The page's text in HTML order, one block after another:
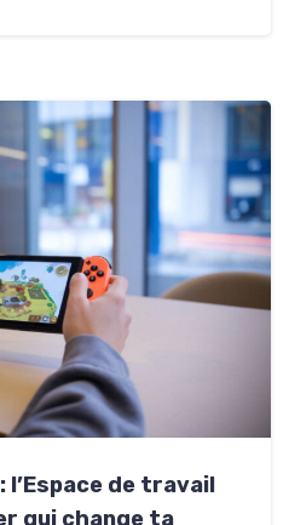
l’Espace de travail
qui change ta